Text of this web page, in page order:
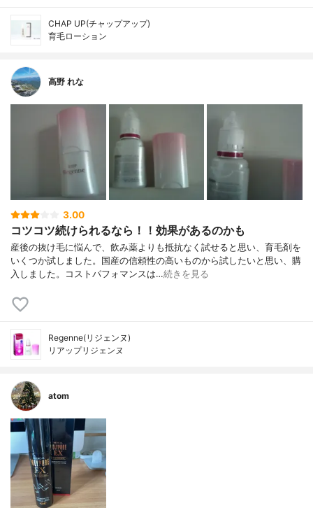
CHAP UP(チャップアップ)
育毛ローション
高野 れな
3.00
コツコツ続けられるなら！！効果があるのかも
産後の抜け毛に悩んで、飲み薬よりも抵抗なく試せると思い、育毛剤を
いくつか試しました。国産の信頼性の高いものから試したいと思い、購
入しました。コストパフォマンスは…続きを見る
Regenne(リジェンヌ)
リアップリジェンヌ
atom